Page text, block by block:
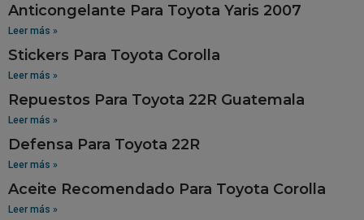
Anticongelante Para Toyota Yaris 2007
Leer más »
Stickers Para Toyota Corolla
Leer más »
Repuestos Para Toyota 22R Guatemala
Leer más »
Defensa Para Toyota 22R
Leer más »
Aceite Recomendado Para Toyota Corolla
Leer más »